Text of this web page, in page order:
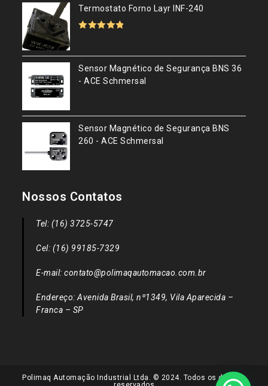
nova
aba
nova
aba
nova
aba
Termostato Forno Layr INF-240
Sensor Magnético de Segurança BNS 36
- ACE Schmersal
Sensor Magnético de Segurança BNS
260 - ACE Schmersal
Nossos Contatos
Tel: (16) 3725-5747
Cel: (16) 99185-7329
E-mail: contato@polimaqautomacao.com.br
Endereço: Avenida Brasil, nº1349, Vila Aparecida –
Franca – SP
Polimaq Automação Industrial Ltda. © 2024. Todos os direitos